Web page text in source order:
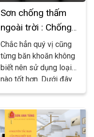
Sơn chống thấm
ngoài trời : Chống
thấm pha xi măng
hay là chống thấm
màu tốt hơn
Chắc hẳn quý vị cũng
từng băn khoăn không
biết nên sử dụng loại
nào tốt hơn. Dưới đây
năm thi công xin được
chia sẻ với mọi người.